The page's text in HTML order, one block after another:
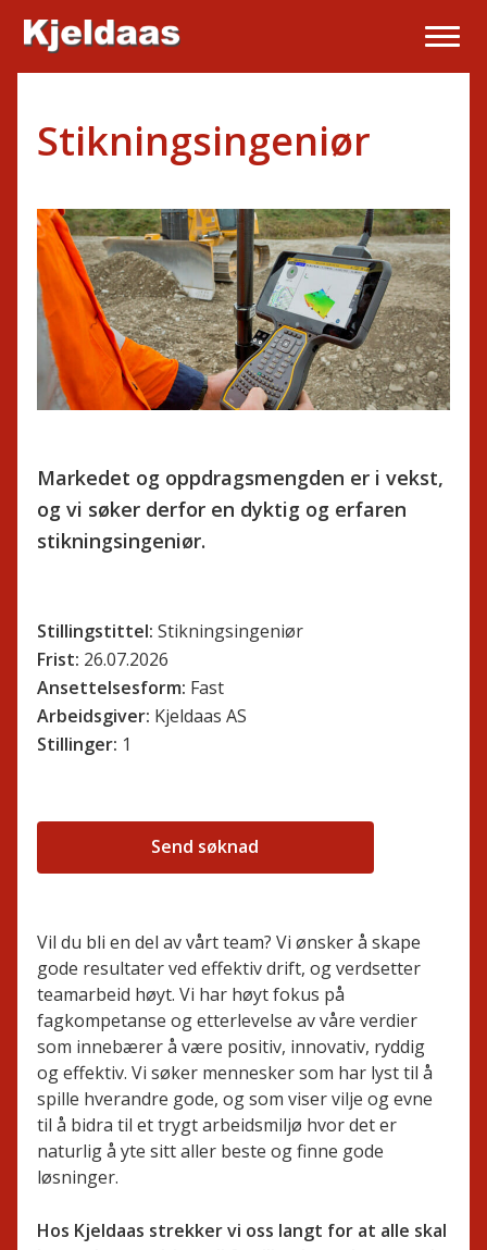
Stikningsingeniør
Markedet og oppdragsmengden er i vekst,
og vi søker derfor en dyktig og erfaren
stikningsingeniør.
Stillingstittel: Stikningsingeniør
Frist: 26.07.2026
Ansettelsesform: Fast
Arbeidsgiver: Kjeldaas AS
Stillinger: 1
Send søknad
Vil du bli en del av vårt team? Vi ønsker å skape
gode resultater ved effektiv drift, og verdsetter
teamarbeid høyt. Vi har høyt fokus på
fagkompetanse og etterlevelse av våre verdier
som innebærer å være positiv, innovativ, ryddig
og effektiv. Vi søker mennesker som har lyst til å
spille hverandre gode, og som viser vilje og evne
til å bidra til et trygt arbeidsmiljø hvor det er
naturlig å yte sitt aller beste og finne gode
løsninger.
Hos Kjeldaas strekker vi oss langt for at alle skal